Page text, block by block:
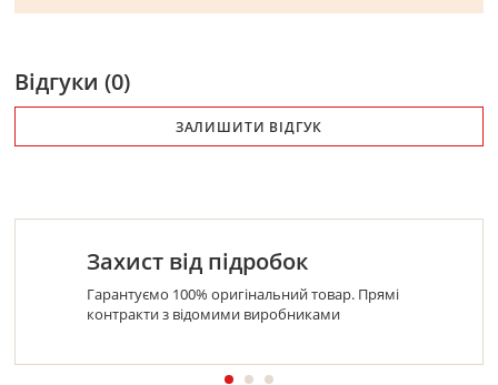
Відгуки (0)
ЗАЛИШИТИ ВІДГУК
Захист від підробок
Гарантуємо 100% оригінальний товар. Прямі
контракти з відомими виробниками